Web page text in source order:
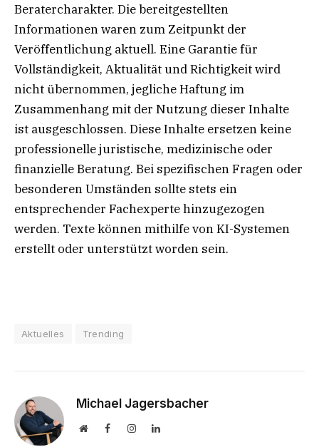
Beratercharakter. Die bereitgestellten
Informationen waren zum Zeitpunkt der
Veröffentlichung aktuell. Eine Garantie für
Vollständigkeit, Aktualität und Richtigkeit wird
nicht übernommen, jegliche Haftung im
Zusammenhang mit der Nutzung dieser Inhalte
ist ausgeschlossen. Diese Inhalte ersetzen keine
professionelle juristische, medizinische oder
finanzielle Beratung. Bei spezifischen Fragen oder
besonderen Umständen sollte stets ein
entsprechender Fachexperte hinzugezogen
werden. Texte können mithilfe von KI-Systemen
erstellt oder unterstützt worden sein.
Aktuelles Trending
Michael Jagersbacher
WebsiteFacebookInstagramLinkedIn